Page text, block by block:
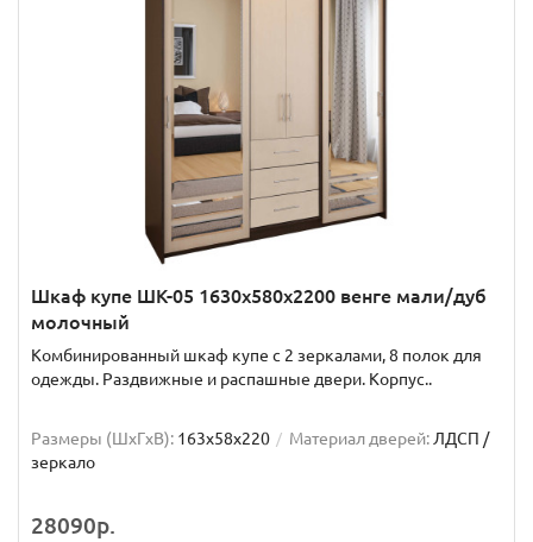
Шкаф купе ШК-05 1630x580x2200 венге мали/дуб
молочный
Комбинированный шкаф купе с 2 зеркалами, 8 полок для
одежды. Раздвижные и распашные двери. Корпус..
Размеры (ШxГxВ): 163x58x220 Материал дверей:ЛДСП /
зеркало
28090р.